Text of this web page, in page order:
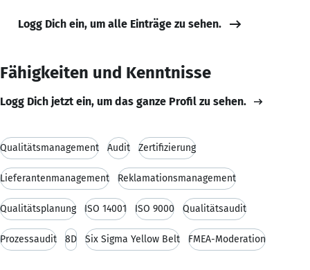
Logg Dich ein, um alle Einträge zu sehen.
Fähigkeiten und Kenntnisse
Logg Dich jetzt ein, um das ganze Profil zu sehen.
Qualitätsmanagement Audit Zertifizierung
Lieferantenmanagement Reklamationsmanagement
Qualitätsplanung ISO 14001 ISO 9000 Qualitätsaudit
Prozessaudit 8D Six Sigma Yellow Belt FMEA-Moderation